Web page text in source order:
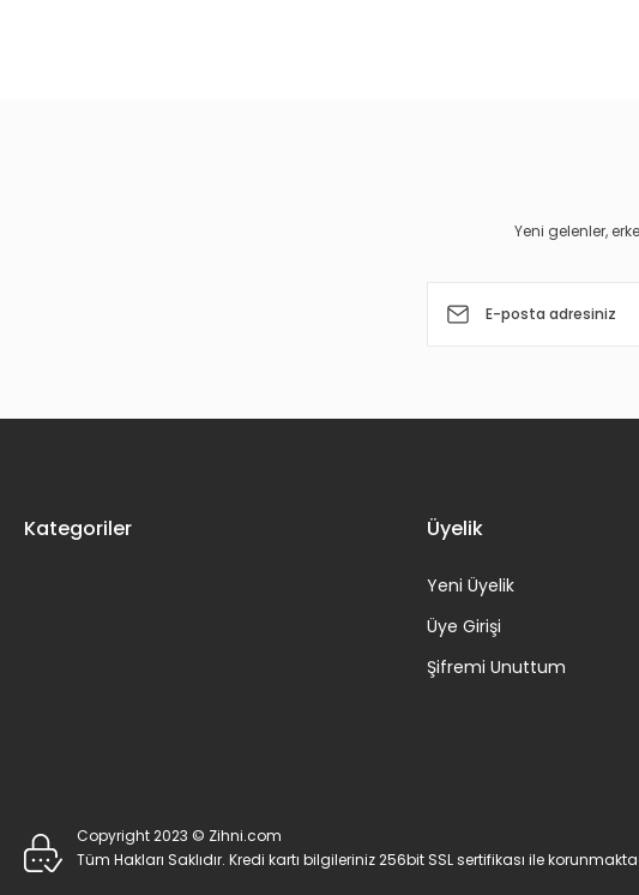
Yeni gelenler,
Kategoriler Üyelik
Yeni Üyelik
Üye Girişi
Şifremi Unuttum
Copyright 2023 © Zihni.com
Tüm Hakları Saklıdır. Kredi kartı bilgileriniz 256bit SSL sertifikası ile